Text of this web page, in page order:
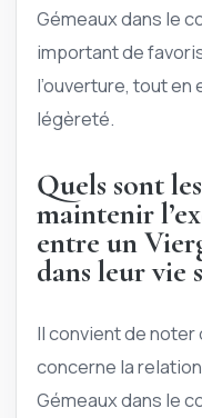
Gémeaux dans le
important de
l’ouverture, tout en
légèreté.
Quels sont
maintenir
entre un
dans leur vie
Il convient de
concerne la
Gémeaux dans le